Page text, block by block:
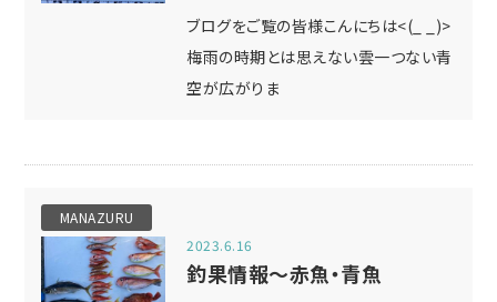
ブログをご覧の皆様こんにちは<(_ _)>
梅雨の時期とは思えない雲一つない青
空が広がりま
MANAZURU
2023.6.16
釣果情報～赤魚・青魚